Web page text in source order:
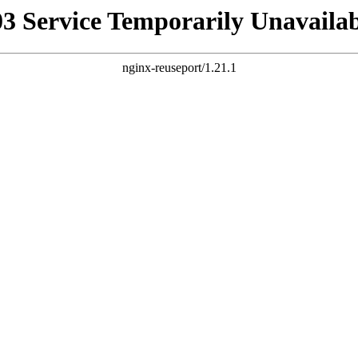
Service Temporarily
nginx-reuseport/1.21.1